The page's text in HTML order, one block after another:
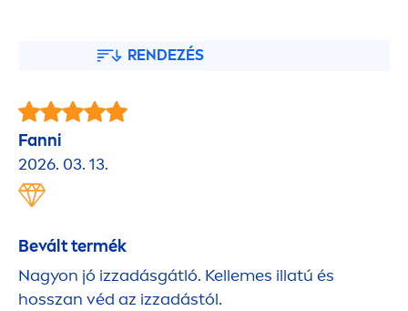
RENDEZÉS
Fanni
2026. 03. 13.
Bevált termék
Nagyon jó izzadásgátló. Kellemes illatú és
hosszan véd az izzadástól.